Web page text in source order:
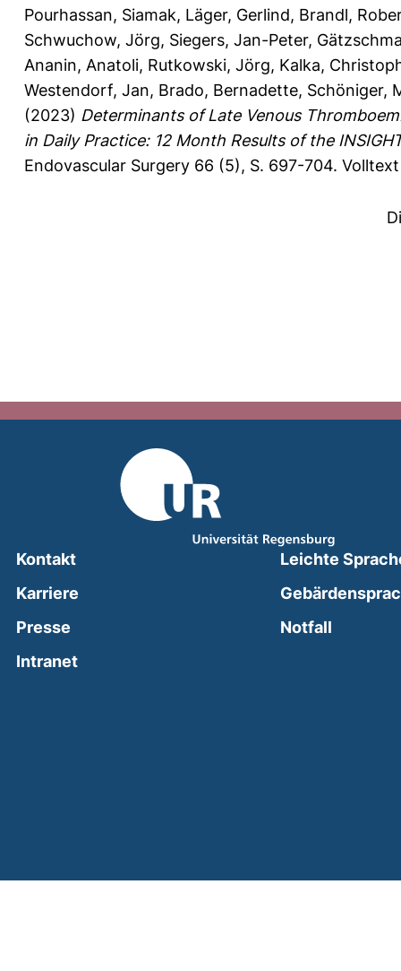
Pourhassan, Siamak, Läger, Gerlind, Brandl,
Schwuchow, Jörg, Siegers, Jan-Peter,
Ananin, Anatoli, Rutkowski, Jörg, Kalka,
Westendorf, Jan, Brado, Bernadette, Schöniger,
(2023) Determinants of Late Venous
in Daily Practice: 12 Month Results of the
Endovascular Surgery 66 (5), S. 697-704.
Kontakt
Karriere
Presse
Intranet(external link, opens in a new window)
Leichte
Notfall